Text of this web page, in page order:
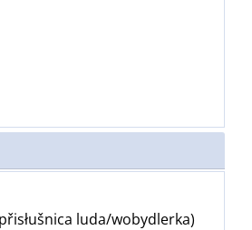
luda/wobydlerka)